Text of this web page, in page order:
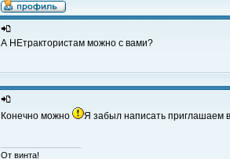
А НЕтрактористам можно с вами?
Конечно можно Я забыл написать приглашаем
От винта!